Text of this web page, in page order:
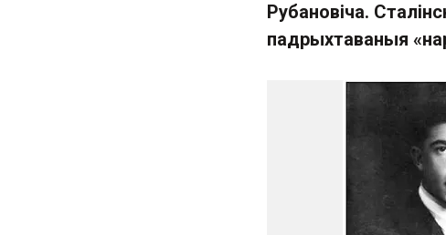
Рубановіча.
падрыхтаваныя